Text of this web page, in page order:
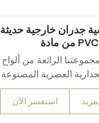
جدران خارجية حديثة
من مادة PVC
الرائعة من ألواح
العصرية المصنوعة
من مادة PVC، والمناسبة للجدران
ارتقِ بمساحات معيشتك
الأنيقة والراقية،
استفسر الآن